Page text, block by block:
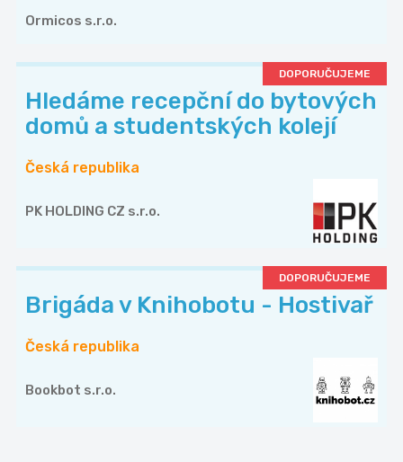
Ormicos s.r.o.
DOPORUČUJEME
Hledáme recepční do bytových
domů a studentských kolejí
Česká republika
PK HOLDING CZ s.r.o.
DOPORUČUJEME
Brigáda v Knihobotu - Hostivař
Česká republika
Bookbot s.r.o.